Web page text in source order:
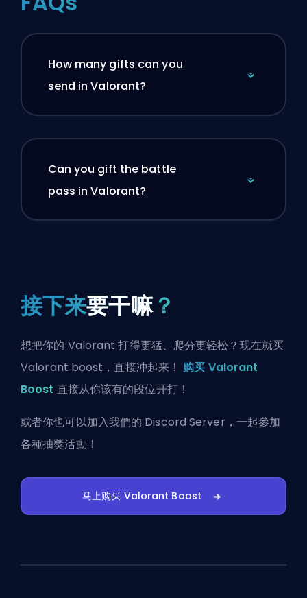
How many gifts can you
send in Valorant?
Can you gift the battle
pass in Valorant?
接下来要干嘛？
想把你的 Valorant 打得更猛、爬分更轻松？现在就买
Valorant boost，直接冲起来！购买 Valorant
Boost 直接从你该有的段位开打！
或者你也可以加入我們的 Discord Server ，一起參加
各種抽獎活動！
马上购买 Valorant Boost